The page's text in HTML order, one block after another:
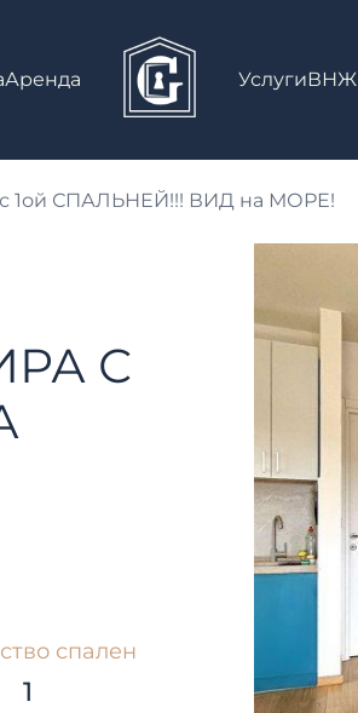
Аренда УслугиВНЖ
СПАЛЬНЕЙ!!! ВИД на МОРЕ!
С
спален
1